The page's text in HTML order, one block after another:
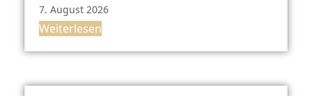
7. August 2026
Weiterlesen